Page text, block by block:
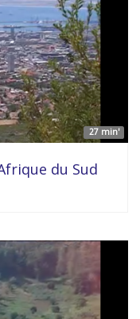
27 min'
du Sud